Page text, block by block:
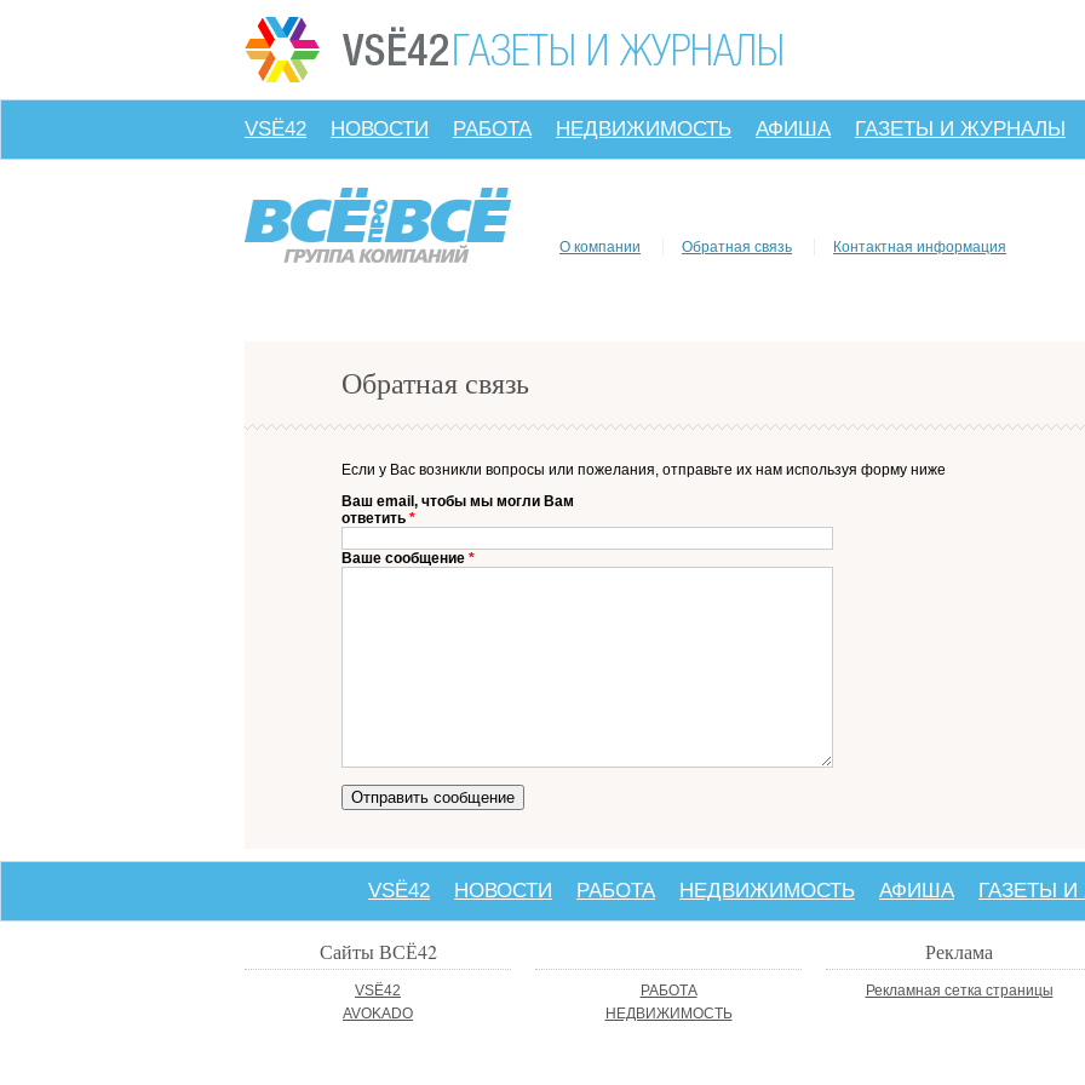
VSЁ42 НОВОСТИ РАБОТА НЕДВИЖИМОСТЬ АФИША ГАЗЕТЫ И ЖУРНАЛЫ
О компании Обратная связь Контактная информация
Обратная связь
Если у Вас возникли вопросы или пожелания, отправьте их нам используя форму ниже
Ваш email, чтобы мы могли Вам
ответить
Ваше сообщение
VSЁ42 НОВОСТИ РАБОТА НЕДВИЖИМОСТЬ АФИША ГАЗЕТЫ
Сайты ВСЁ42
VSЁ42
AVOKADO
РАБОТА
НЕДВИЖИМОСТЬ
Реклама
Рекламная сетка страницы